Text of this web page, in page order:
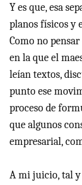
Y es que, esa
planos físicos y
Como no
en la que el
leían textos,
punto ese
proceso de
que algunos
empresarial,
A mi juicio, tal y